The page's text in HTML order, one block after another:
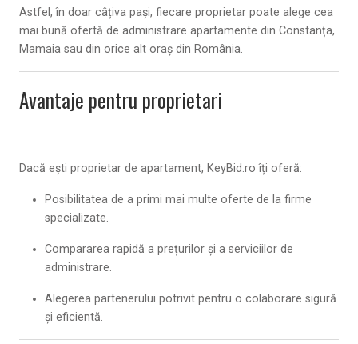
Astfel, în doar câțiva pași, fiecare proprietar poate alege cea
mai bună ofertă de administrare apartamente din Constanța,
Mamaia sau din orice alt oraș din România.
Avantaje pentru proprietari
Dacă ești proprietar de apartament, KeyBid.ro îți oferă:
Posibilitatea de a primi mai multe oferte de la firme
specializate.
Compararea rapidă a prețurilor și a serviciilor de
administrare.
Alegerea partenerului potrivit pentru o colaborare sigură
și eficientă.